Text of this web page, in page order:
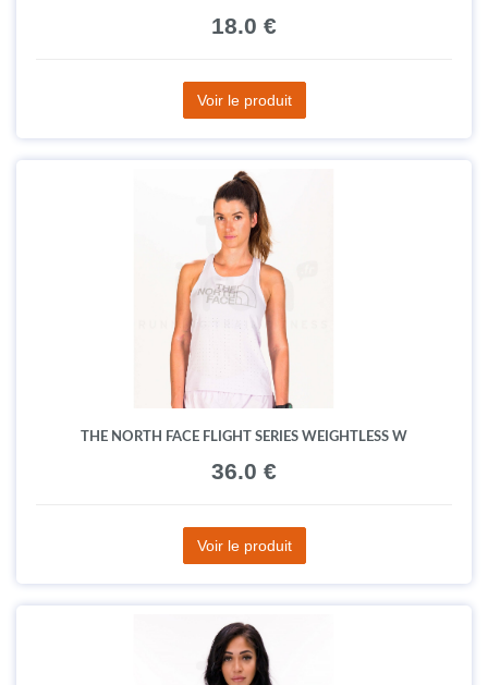
18.0 €
Voir le produit
THE NORTH FACE FLIGHT SERIES WEIGHTLESS W
36.0 €
Voir le produit